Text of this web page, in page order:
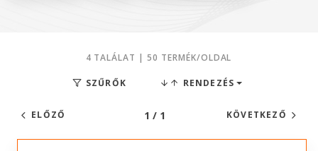
4 TALÁLAT | 50 TERMÉK/OLDAL
SZŰRŐK RENDEZÉS
ELŐZŐ 1 / 1 KÖVETKEZŐ